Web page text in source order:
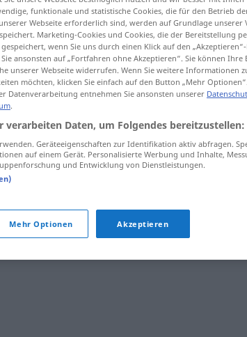
otorrino FAM
funktionale und statistische Cookies, die für den Betrieb
Webseite erforderlich sind, werden auf Grundlage unserer
Marketing-Cookies und Cookies, die der Bereitstellung
wenn Sie uns durch einen Klick auf den
ansonsten auf „Fortfahren ohne Akzeptieren“. Sie können Ihre
unserer Webseite widerrufen. Wenn Sie weitere Informationen
möchten, klicken Sie einfach auf den Button „Mehr Optionen“.
Datenverarbeitung entnehmen Sie ansonsten unserer
.
verarbeiten Daten, um Folgendes bereitzustellen:
Geräteeigenschaften zur Identifikation aktiv abfragen.
auf einem Gerät. Personalisierte Werbung und Inhalte,
und Entwicklung von Dienstleistungen.
Mehr Optionen Akzeptieren